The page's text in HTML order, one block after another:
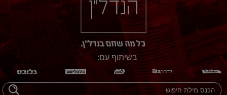
בשיתוף עם: